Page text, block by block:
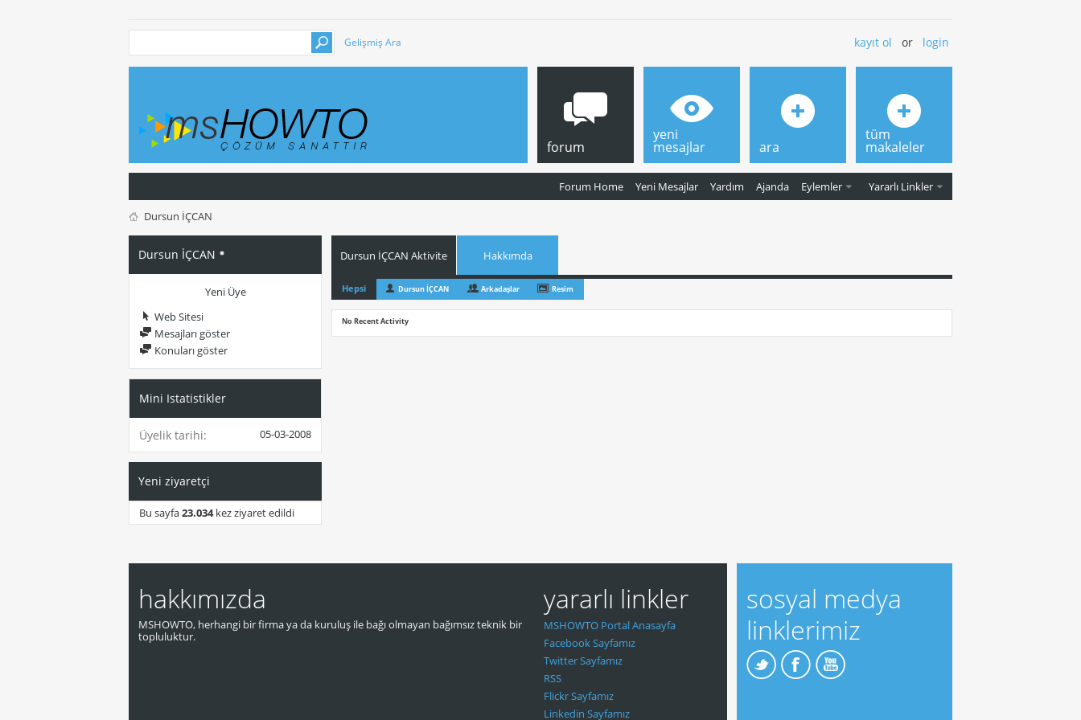
Gelişmiş Ara kayıt ol or login
forum
Forum Home Yeni Mesajlar Yardım Ajanda Eylemler Yararlı Linkler
yeni
mesajlar ara
tüm
makaleler
Dursun İÇCAN
Dursun İÇCAN
Yeni Üye
Web Sitesi
Mesajları göster
Konuları göster
Mini Istatistikler
Üyelik tarihi 05-03-2008
Yeni ziyaretçi
Bu sayfa23.034kez ziyaret edildi
Dursun İÇCAN Aktivite Hakkımda
Hepsi Dursun İÇCAN Arkadaşlar Resim
No Recent Activity
hakkımızda
MSHOWTO, herhangi bir firma ya da kuruluş ile bağı olmayan bağımsız teknik bir
topluluktur.
yararlı linkler
MSHOWTO Portal Anasayfa
Facebook Sayfamız
Twitter Sayfamız
RSS
Flickr Sayfamız
Linkedin Sayfamız
sosyal medya
linklerimiz